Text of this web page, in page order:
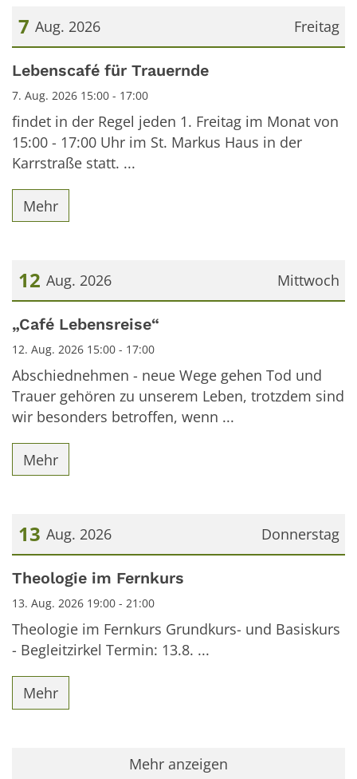
Freitag
7 Aug. 2026
Datum: 7. August 2026
Lebenscafé für Trauernde
7. Aug. 2026 15:00 - 17:00
findet in der Regel jeden 1. Freitag im Monat von
15:00 - 17:00 Uhr im St. Markus Haus in der
Karrstraße statt. ...
Mehr
Mittwoch
12 Aug. 2026
Datum: 12. August 2026
„Café Lebensreise“
12. Aug. 2026 15:00 - 17:00
Abschiednehmen - neue Wege gehen Tod und
Trauer gehören zu unserem Leben, trotzdem sind
wir besonders betroffen, wenn ...
Mehr
Donnerstag
13 Aug. 2026
Datum: 13. August 2026
Theologie im Fernkurs
13. Aug. 2026 19:00 - 21:00
Theologie im Fernkurs Grundkurs- und Basiskurs
- Begleitzirkel Termin: 13.8. ...
Mehr
Mehr anzeigen